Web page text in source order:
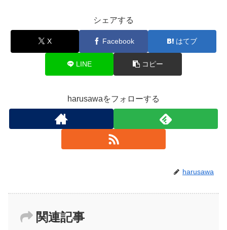
シェアする
X Facebook はてブ
LINE コピー
harusawaをフォローする
harusawa
関連記事